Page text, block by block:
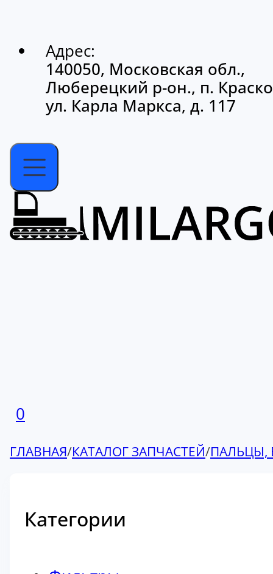
Адрес:
140050, Московская обл.,
Люберецкий р-он., п.
ул. Карла Маркса, д. 117
0
ГЛАВНАЯ/КАТАЛОГ ЗАПЧАСТЕЙ/ПАЛЬЦЫ,
Категории